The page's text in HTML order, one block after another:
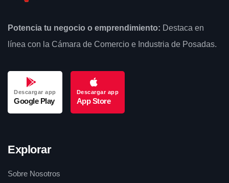
Potencia tu negocio o emprendimiento: Destaca en
línea con la Cámara de Comercio e Industria de Posadas.
Descargar app
Google Play
Descargar app
App Store
Explorar
Sobre Nosotros